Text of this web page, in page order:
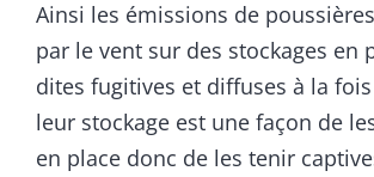
Ainsi les émissions de
par le vent sur des stockages en
dites fugitives et diffuses à la
leur stockage est une façon de
en place donc de les tenir